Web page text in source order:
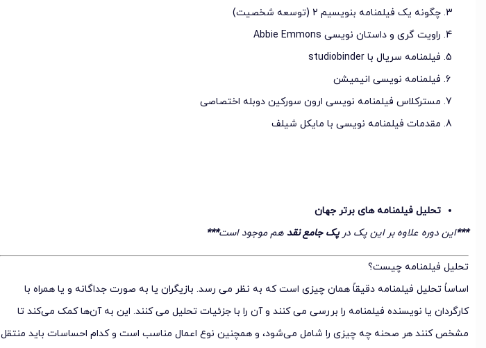
چگونه یک فیلمنامه بنویسیم 2 (توسعه شخصیت)
راویت گری و داستان نویسی Abbie Emmons
فیلمنامه سریال با studiobinder
فیلمنامه نویسی انیمیشن
مسترکلاس فیلمنامه نویسی ارون سورکین دوبله اختصاصی
مقدمات فیلمنامه نویسی با مایکل شیلف
تحلیل فیلمنامه های برتر جهان
***این دوره علاوه بر این پک درپک جامع نقد هم موجود است***
تحلیل فیلمنامه چیست؟
اساساً تحلیل فیلمنامه دقیقاً همان چیزی است که به نظر می رسد. بازیگران یا به صورت جداگانه و یا همراه با
کارگردان یا نویسنده فیلمنامه را بررسی می کنند و آن را با جزئیات تحلیل می کنند. این به آن‌ها کمک می‌کند تا
مشخص کنند هر صحنه چه چیزی را شامل می‌شود، و همچنین نوع اعمال مناسب است و کدام احساسات باید منتقل